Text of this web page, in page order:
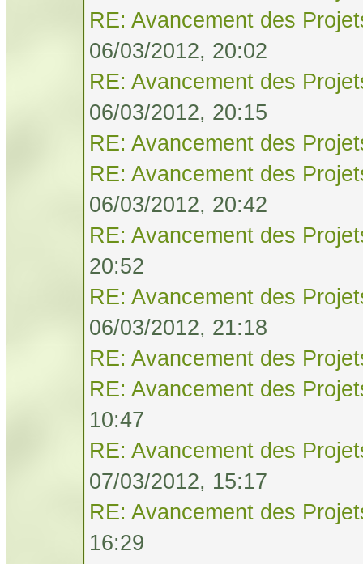
RE: Avancement des
06/03/2012, 20:02
RE: Avancement des
06/03/2012, 20:15
RE: Avancement des
RE: Avancement des
06/03/2012, 20:42
RE: Avancement des
20:52
RE: Avancement des
06/03/2012, 21:18
RE: Avancement des
RE: Avancement des
10:47
RE: Avancement des
07/03/2012, 15:17
RE: Avancement des
16:29